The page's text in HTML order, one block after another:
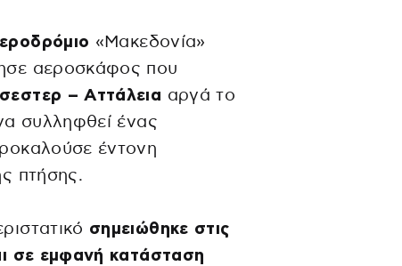
«Μακεδονία»
αεροσκάφος που
– Αττάλεια αργά το
συλληφθεί ένας
έντονη
πτήσης.
σημειώθηκε στις
σε εμφανή κατάσταση